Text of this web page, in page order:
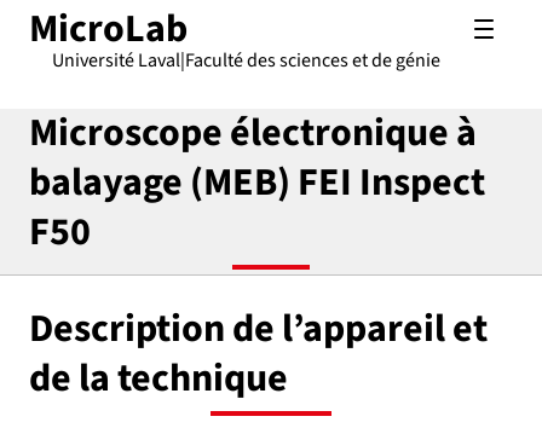
MicroLab
|
Université Laval Faculté des sciences et de génie
Microscope électronique à
balayage (MEB) FEI Inspect
F50
Description de l’appareil et
de la technique